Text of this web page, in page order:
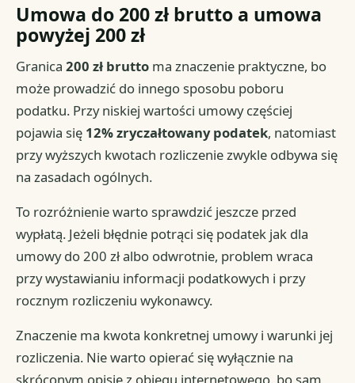
Umowa do 200 zł brutto a umowa
powyżej 200 zł
Granica200 zł brutto ma znaczenie praktyczne, bo
może prowadzić do innego sposobu poboru
podatku. Przy niskiej wartości umowy częściej
pojawia się 12% zryczałtowany podatek, natomiast
przy wyższych kwotach rozliczenie zwykle odbywa się
na zasadach ogólnych.
To rozróżnienie warto sprawdzić jeszcze przed
wypłatą. Jeżeli błędnie potrąci się podatek jak dla
umowy do 200 zł albo odwrotnie, problem wraca
przy wystawianiu informacji podatkowych i przy
rocznym rozliczeniu wykonawcy.
Znaczenie ma kwota konkretnej umowy i warunki jej
rozliczenia. Nie warto opierać się wyłącznie na